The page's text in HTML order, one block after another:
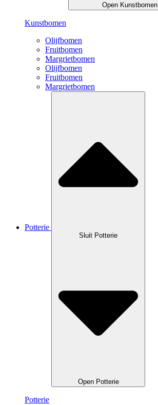
Open Kunstbomen
Kunstbomen
Olijfbomen
Fruitbomen
Margrietbomen
Olijfbomen
Fruitbomen
Margrietbomen
Potterie
Sluit Potterie
Open Potterie
Potterie